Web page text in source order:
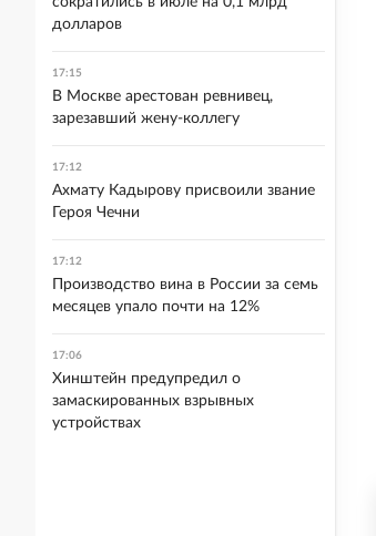
долларов
17:15
В Москве арестован ревнивец,
зарезавший жену-коллегу
17:12
Ахмату Кадырову присвоили звание
Героя Чечни
17:12
Производство вина в России за семь
месяцев упало почти на 12%
17:06
Хинштейн предупредил о
замаскированных взрывных
устройствах